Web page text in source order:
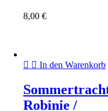
8,00 €
In den Warenkorb
Robinie /